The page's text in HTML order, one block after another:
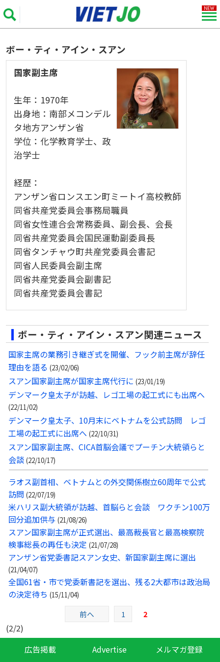
ボー・ティ・アイン・スアン
国家副主席
生年：1970年
出身地：南部メコンデル
タ地方アンザン省
学位：化学教育学士、政
治学士
経歴：
アンザン省ロンスエン町ミートイ高校教師
同省共産党委員会事務局職員
同省女性連合会常務委員、副会長、会長
同省共産党委員会国民運動副委員長
同省タンチャウ町共産党委員会書記
同省人民委員会副主席
同省共産党委員会副書記
同省共産党委員会書記
ボー・ティ・アイン・スアン関連ニュース
国家主席の業務引き継ぎ式を開催、フック前主席が辞任
理由を語る (23/02/06)
スアン国家副主席が国家主席代行に (23/01/19)
デンマーク皇太子が訪越、レゴ工場の起工式にも出席へ
(22/11/02)
デンマーク皇太子、10月末にベトナムを公式訪問 レゴ
工場の起工式に出席へ (22/10/31)
スアン国家副主席、CICA首脳会議でプーチン大統領らと
会談 (22/10/17)
ラオス副首相、ベトナムとの外交関係樹立60周年で公式
訪問 (22/07/19)
米ハリス副大統領が訪越、首脳らと会談 ワクチン100万
回分追加供与 (21/08/26)
スアン国家副主席が正式選出、最高裁長官と最高検察院
検事総長の再任も決定 (21/07/28)
アンザン省党委書記スアン女史、新国家副主席に選出
(21/04/07)
全国61省・市で党委新書記を選出、残る2大都市は政治局
の決定待ち (15/11/04)
前へ 1 2
(2/2)
広告掲載
Advertise
メルマガ登録